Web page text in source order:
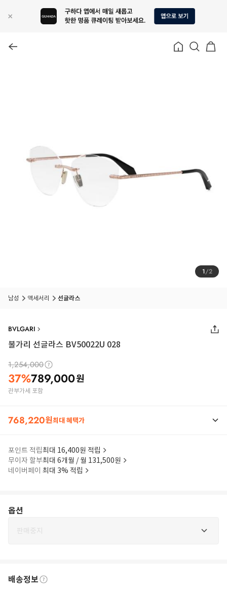
1/2
남성 액세서리 선글라스
BVLGARI
불가리 선글라스 BV50022U 028
1,254,000
37%789,000원
관부가세 포함
768,220원최대 혜택가
포인트 적립최대 16,400원 적립
무이자 할부최대 6개월 / 월 131,500원
네이버페이 최대 3% 적립
옵션
판매중지
배송정보